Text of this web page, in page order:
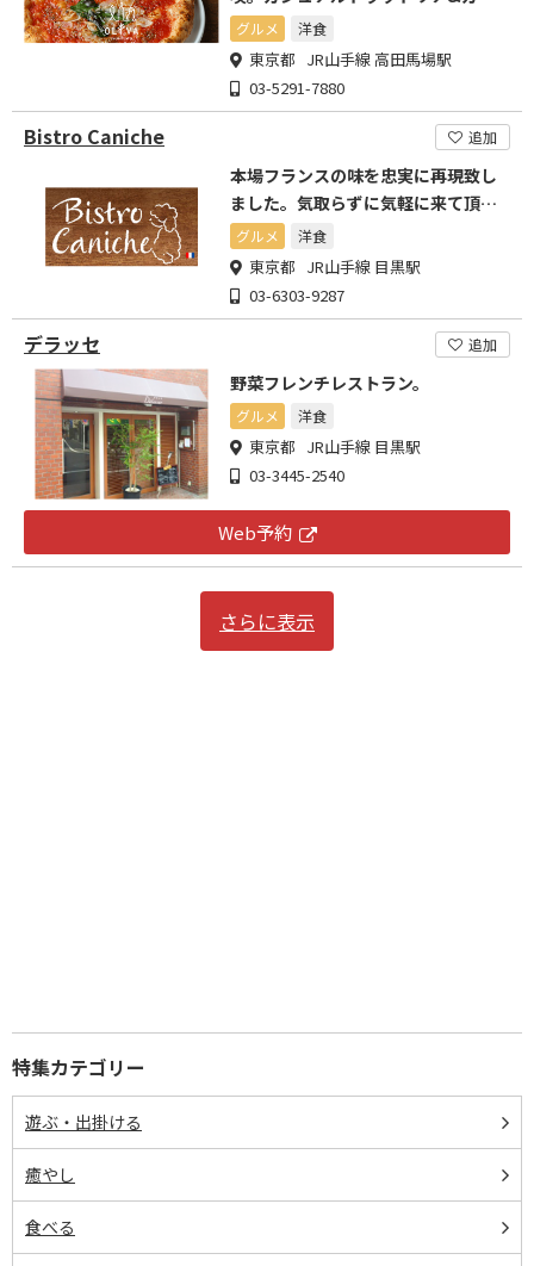
ェレストラン。
グルメ 洋食
東京都 JR山手線 高田馬場駅
03-5291-7880
Bistro Caniche 追加
本場フランスの味を忠実に再現致し
ました。気取らずに気軽に来て頂け
るお店です。
グルメ 洋食
東京都 JR山手線 目黒駅
03-6303-9287
デラッセ 追加
野菜フレンチレストラン。
グルメ 洋食
東京都 JR山手線 目黒駅
03-3445-2540
Web予約
さらに表示
特集カテゴリー
遊ぶ・出掛ける
癒やし
食べる